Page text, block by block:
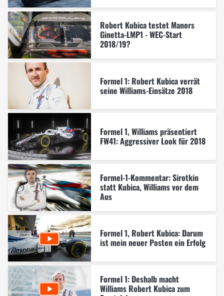
Robert Kubica testet Manors
Ginetta-LMP1 - WEC-Start
2018/19?
Formel 1: Robert Kubica verrät
seine Williams-Einsätze 2018
Formel 1, Williams präsentiert
FW41: Aggressiver Look für 2018
Formel-1-Kommentar: Sirotkin
statt Kubica, Williams vor dem
Aus
Formel 1, Robert Kubica: Darum
ist mein neuer Posten ein Erfolg
Formel 1: Deshalb macht
Williams Robert Kubica zum